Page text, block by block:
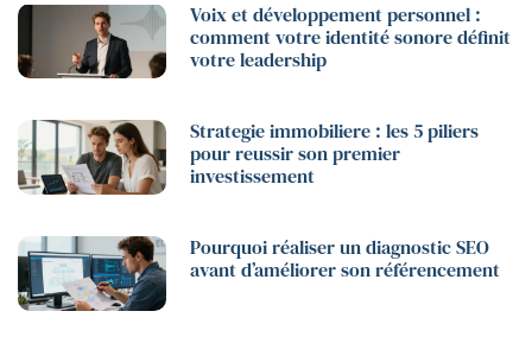
Voix et développement personnel :
comment votre identité sonore définit
votre leadership
Strategie immobiliere : les 5 piliers
pour reussir son premier
investissement
Pourquoi réaliser un diagnostic SEO
avant d’améliorer son référencement